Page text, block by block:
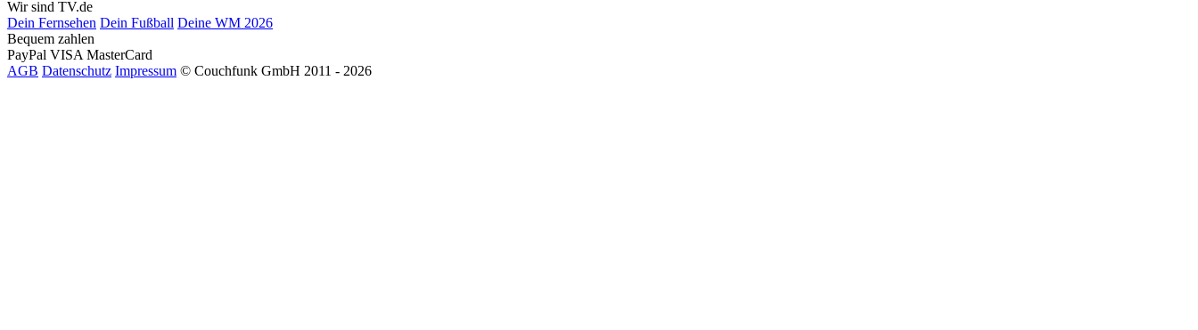
Wir sind TV.de
Dein Fernsehen Dein Fußball Deine WM 2026
Bequem zahlen
PayPal VISA MasterCard
AGB Datenschutz Impressum © Couchfunk GmbH 2011 - 2026